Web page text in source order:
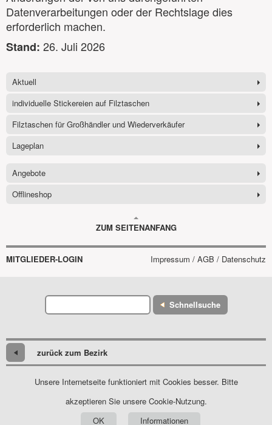
Datenverarbeitungen oder der Rechtslage dies
erforderlich machen.
Stand: 26. Juli 2026
Aktuell
individuelle Stickereien auf Filztaschen
Filztaschen für Großhändler und Wiederverkäufer
Lageplan
Angebote
Offlineshop
ZUM SEITENANFANG
MITGLIEDER-LOGIN Impressum / AGB / Datenschutz
Schnellsuche
zurück zum Bezirk
Unsere Internetseite funktioniert mit Cookies besser. Bitte
akzeptieren Sie unsere Cookie-Nutzung.
OK
Informationen